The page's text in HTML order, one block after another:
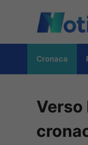
contenuto
Cronaca
Verso